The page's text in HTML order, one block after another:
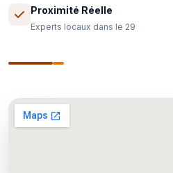
Proximité Réelle
Experts locaux dans le 29